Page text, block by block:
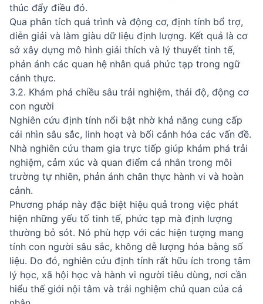
thúc đẩy điều đó.
Qua phân tích quá trình và động cơ, định tính bổ trợ,
diễn giải và làm giàu dữ liệu định lượng. Kết quả là cơ
sở xây dựng mô hình giải thích và lý thuyết tinh tế,
phản ánh các quan hệ nhân quả phức tạp trong ngữ
cảnh thực.
3.2. Khám phá chiều sâu trải nghiệm, thái độ, động cơ
con người
Nghiên cứu định tính nổi bật nhờ khả năng cung cấp
cái nhìn sâu sắc, linh hoạt và bối cảnh hóa các vấn đề.
Nhà nghiên cứu tham gia trực tiếp giúp khám phá trải
nghiệm, cảm xúc và quan điểm cá nhân trong môi
trường tự nhiên, phản ánh chân thực hành vi và hoàn
cảnh.
Phương pháp này đặc biệt hiệu quả trong việc phát
hiện những yếu tố tinh tế, phức tạp mà định lượng
thường bỏ sót. Nó phù hợp với các hiện tượng mang
tính con người sâu sắc, không dễ lượng hóa bằng số
liệu. Do đó, nghiên cứu định tính rất hữu ích trong tâm
lý học, xã hội học và hành vi người tiêu dùng, nơi cần
hiểu thế giới nội tâm và trải nghiệm chủ quan của cá